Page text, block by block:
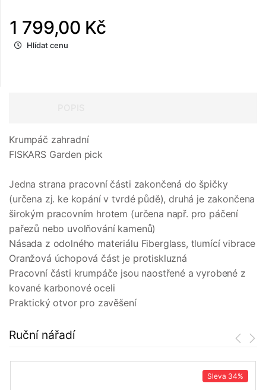
1 799,00 Kč
Hlídat cenu
Krumpáč zahradní
FISKARS Garden pick
Jedna strana pracovní části zakončená do špičky
(určena zj. ke kopání v tvrdé půdě), druhá je zakončena
širokým pracovním hrotem (určena např. pro páčení
pařezů nebo uvolňování kamenů)
Násada z odolného materiálu Fiberglass, tlumící vibrace
Oranžová úchopová část je protiskluzná
Pracovní části krumpáče jsou naostřené a vyrobené z
kované karbonové oceli
Praktický otvor pro zavěšení
Ruční nářadí
Sleva 34%